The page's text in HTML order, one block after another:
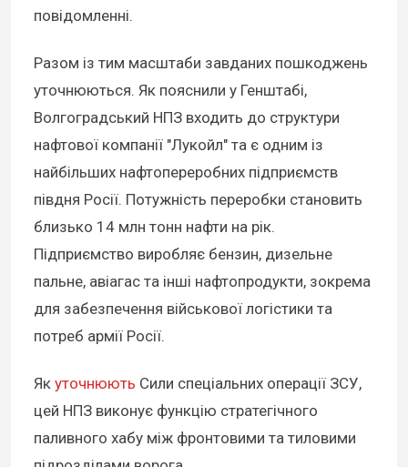
повідомленні.
Разом із тим масштаби завданих пошкоджень
уточнюються. Як пояснили у Генштабі,
Волгоградський НПЗ входить до структури
нафтової компанії "Лукойл" та є одним із
найбільших нафтопереробних підприємств
півдня Росії. Потужність переробки становить
близько 14 млн тонн нафти на рік.
Підприємство виробляє бензин, дизельне
пальне, авіагас та інші нафтопродукти, зокрема
для забезпечення військової логістики та
потреб армії Росії.
Як уточнюють Сили спеціальних операції ЗСУ,
цей НПЗ виконує функцію стратегічного
паливного хабу між фронтовими та тиловими